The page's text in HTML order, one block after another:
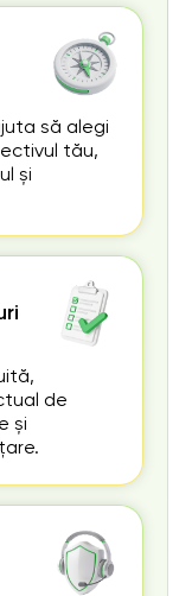
să alegi
tău,
și
de
și